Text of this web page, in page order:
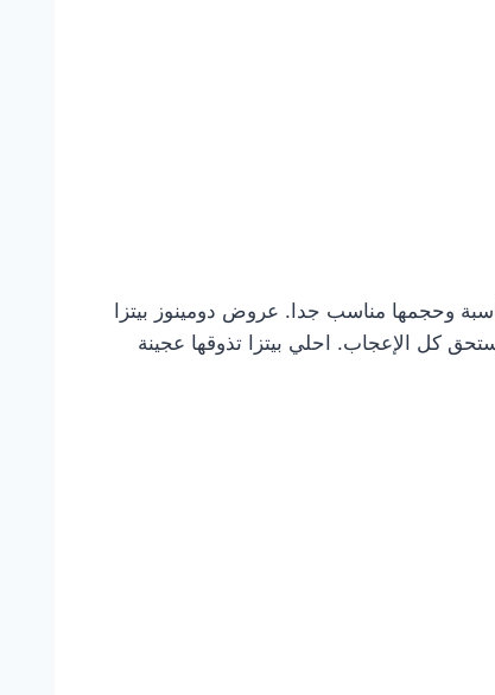
مناسبة وحجمها مناسب جدا. عروض دومينوز بيتزا
كل الإعجاب. احلي بيتزا تذوقها عجينة